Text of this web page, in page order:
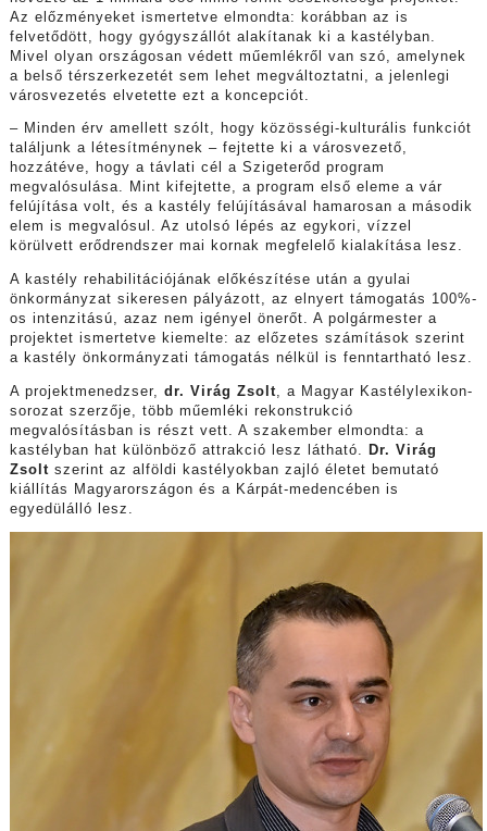
Az előzményeket ismertetve elmondta: korábban az is
felvetődött, hogy gyógyszállót alakítanak ki a kastélyban.
Mivel olyan országosan védett műemlékről van szó, amelynek
a belső térszerkezetét sem lehet megváltoztatni, a jelenlegi
városvezetés elvetette ezt a koncepciót.
– Minden érv amellett szólt, hogy közösségi-kulturális funkciót
találjunk a létesítménynek – fejtette ki a városvezető,
hozzátéve, hogy a távlati cél a Szigeterőd program
megvalósulása. Mint kifejtette, a program első eleme a vár
felújítása volt, és a kastély felújításával hamarosan a második
elem is megvalósul. Az utolsó lépés az egykori, vízzel
körülvett erődrendszer mai kornak megfelelő kialakítása lesz.
A kastély rehabilitációjának előkészítése után a gyulai
önkormányzat sikeresen pályázott, az elnyert támogatás 100%-
os intenzitású, azaz nem igényel önerőt. A polgármester a
projektet ismertetve kiemelte: az előzetes számítások szerint
a kastély önkormányzati támogatás nélkül is fenntartható lesz.
A projektmenedzser, dr. Virág Zsolt, a Magyar Kastélylexikon-
sorozat szerzője, több műemléki rekonstrukció
megvalósításban is részt vett. A szakember elmondta: a
kastélyban hat különböző attrakció lesz látható.
Dr. Virág
Zsoltszerint az alföldi kastélyokban zajló életet bemutató
kiállítás Magyarországon és a Kárpát-medencében is
egyedülálló lesz.